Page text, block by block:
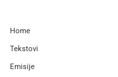
Home
Tekstovi
Emisije